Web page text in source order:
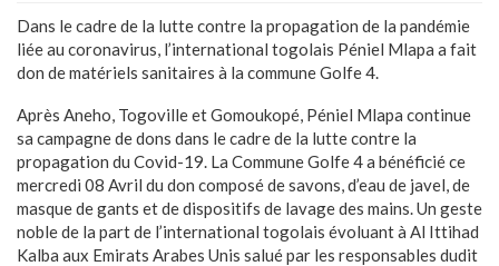
Dans le cadre de la lutte contre la propagation de la pandémie
liée au coronavirus, l’international togolais Péniel Mlapa a fait
don de matériels sanitaires à la commune Golfe 4.
Après Aneho, Togoville et Gomoukopé, Péniel Mlapa continue
sa campagne de dons dans le cadre de la lutte contre la
propagation du Covid-19. La Commune Golfe 4 a bénéficié ce
mercredi 08 Avril du don composé de savons, d’eau de javel, de
masque de gants et de dispositifs de lavage des mains. Un geste
noble de la part de l’international togolais évoluant à Al Ittihad
Kalba aux Emirats Arabes Unis salué par les responsables dudit